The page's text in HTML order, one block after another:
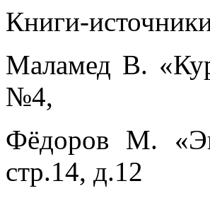
Книги-
Маламед В.
№4,
Фёдоров М.
стр.14, д.12